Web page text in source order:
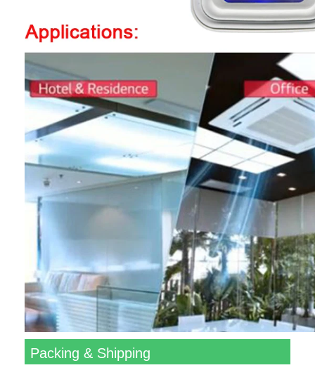
Packing & Shipping